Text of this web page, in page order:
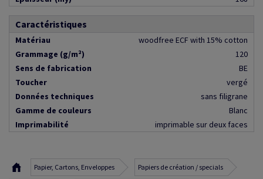
Caractéristiques
Matériau
woodfree ECF with 15% cotton
Grammage (g/m²)
120
Sens de fabrication
BE
Toucher
vergé
Données techniques
sans filigrane
Gamme de couleurs
Blanc
Imprimabilité
imprimable sur deux faces
Papier, Cartons, Enveloppes Papiers de création / specials